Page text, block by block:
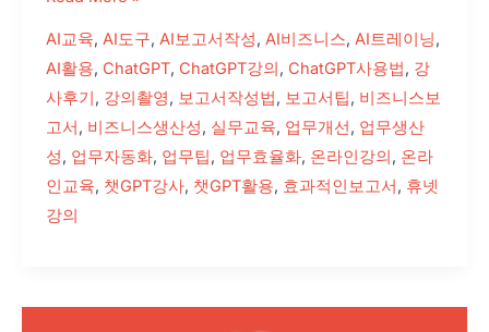
AI교육, AI도구, AI보고서작성, AI비즈니스, AI트레이닝,
AI활용, ChatGPT, ChatGPT강의, ChatGPT사용법, 강
사후기, 강의촬영, 보고서작성법, 보고서팁, 비즈니스보
고서, 비즈니스생산성, 실무교육, 업무개선, 업무생산
성, 업무자동화, 업무팁, 업무효율화, 온라인강의, 온라
인교육, 챗GPT강사, 챗GPT활용, 효과적인보고서, 휴넷
강의